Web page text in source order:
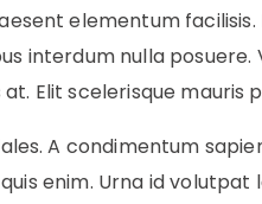
elementum
interdum nulla
Elit scelerisque mauris
A condimentum
enim. Urna id